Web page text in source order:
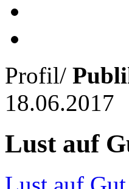
Profil/
18.06.2017
Lust auf